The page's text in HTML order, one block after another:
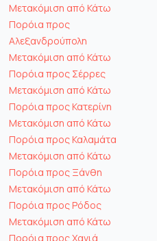
Μετακόμιση από Κάτω
Πορόια προς
Αλεξανδρούπολη
Μετακόμιση από Κάτω
Πορόια προς Σέρρες
Μετακόμιση από Κάτω
Πορόια προς Κατερίνη
Μετακόμιση από Κάτω
Πορόια προς Καλαμάτα
Μετακόμιση από Κάτω
Πορόια προς Ξάνθη
Μετακόμιση από Κάτω
Πορόια προς Ρόδος
Μετακόμιση από Κάτω
Πορόια προς Χανιά